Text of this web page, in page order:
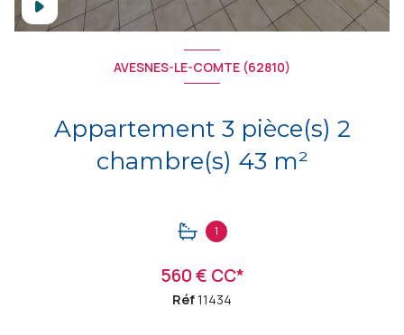
AVESNES-LE-COMTE (62810)
Appartement 3 pièce(s) 2
chambre(s) 43 m²
1
560 € CC*
Réf11434